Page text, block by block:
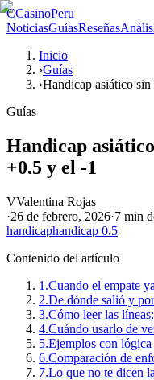
CCasinoPeru
NoticiasGuíasReseñas
Inicio
›Guías
›Handicap asiático
Guías
Handicap
+0.5 y el -1
VValentina Rojas
·26 de febrero, 2026·7 min
handicaphandicap 0.5
Contenido del artículo
1.Cuando el empate
2.De dónde salió y
3.Cómo leer las
4.Cuándo usarlo de
5.Ejemplos con
6.Comparación de
7.Lo que no te dicen